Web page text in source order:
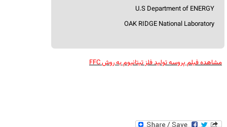
U.S Department of ENERGY
OAK RIDGE National Laboratory
مشاهده فیلم پروسه تولید فلز تیتانیوم به روشFFC